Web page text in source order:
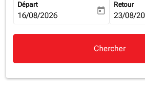
Départ
fc-booking-departure-date-aria-label
16/08/2026 today
Retour
fc-
23/08/
Chercher